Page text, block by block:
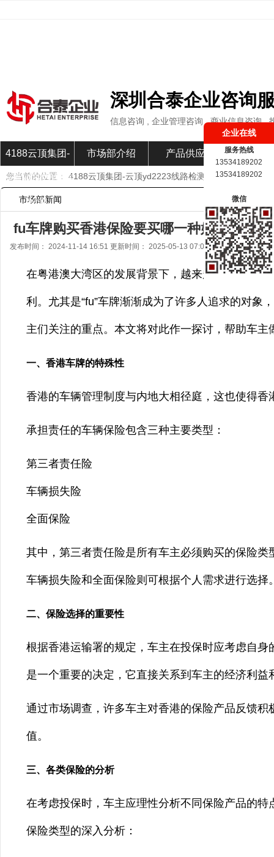
深圳合泰企业咨询
信息咨询 , 企业管理咨询 , 商业信息咨询 ,
4188云顶集团-
云顶yd2223线路
检测
市场部介绍 产品供应 市场部
您当前的位置： 4188云顶集团-云顶yd2223线路检测 市场部新闻»
市场部新闻
fu车牌购买香港保险要买哪一种好一些？-
发布时间： 2024-11-14 16:51 更新时间： 2025-05-13 07:04
在粤港澳大湾区的发展背景下，越来越多的内地
利。尤其是“fu”车牌渐渐成为了许多人追求的对象
主们关注的重点。本文将对此作一探讨，帮助车主
一、香港车牌的特殊性
香港的车辆管理制度与内地大相径庭，这也使得
承担责任的车辆保险包含三种主要类型：
第三者责任险
车辆损失险
全面保险
其中，第三者责任险是所有车主必须购买的保险
车辆损失险和全面保险则可根据个人需求进行选择
二、保险选择的重要性
根据香港运输署的规定，车主在投保时应考虑自身
是一个重要的决定，它直接关系到车主的经济利益
通过市场调查，许多车主对香港的保险产品反馈
值。
三、各类保险的分析
在考虑投保时，车主应理性分析不同保险产品的
保险类型的深入分析：
企业在线
服务热线
13534189202
13534189202
微信